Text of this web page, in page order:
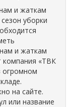
и жаткам
уборки
и жаткам
компания «ТВК
огромном
на сайте.
или название